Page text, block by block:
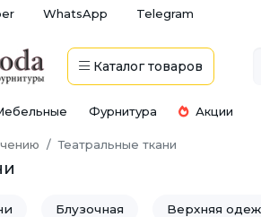
WhatsApp Telegram
Каталог товаров
Фурнитура Акции
Театральные ткани
Блузочная Верхняя